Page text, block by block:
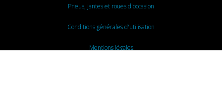
Pneus, jantes et roues d'occasion
Conditions générales d'utilisation
Mentions légales